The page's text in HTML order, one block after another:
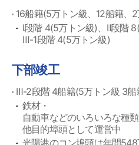
16船籍(5万トン級、12船籍、
Ⅰ段階 4(5万トン級)、Ⅱ段階
Ⅲ-1段階 4(5万トン級)
下部竣工
Ⅲ-2段階 4船籍(5万トン級 3船
鉄材・
自動車などのいろいろな種
他目的埠頭として運営中
光陽港のコン埠頭は年間